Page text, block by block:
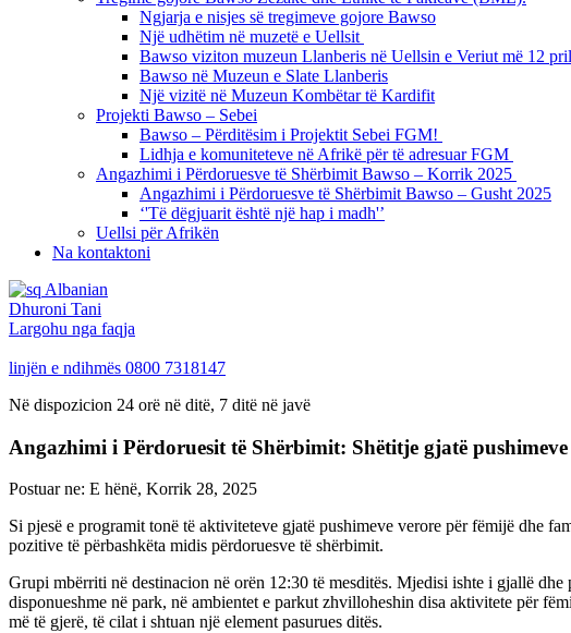
Ngjarja e nisjes së tregimeve gojore Bawso
Një udhëtim në muzetë e Uellsit
Bawso viziton muzeun Llanberis në Uellsin e Veriut më 12
Bawso në Muzeun e Slate Llanberis
Një vizitë në Muzeun Kombëtar të Kardifit
Projekti Bawso – Sebei
Bawso – Përditësim i Projektit Sebei FGM!
Lidhja e komuniteteve në Afrikë për të adresuar FGM
Angazhimi i Përdoruesve të Shërbimit Bawso – Korrik 2025
Angazhimi i Përdoruesve të Shërbimit Bawso – Gusht 2025
‘'Të dëgjuarit është një hap i madh'’
Uellsi për Afrikën
Na kontaktoni
Albanian
Dhuroni Tani
Largohu nga faqja
linjën e ndihmës 0800 7318147
Në dispozicion 24 orë në ditë, 7 ditë në javë
Angazhimi i Përdoruesit të Shërbimit: Shëtitje gjatë
Postuar ne: E hënë, Korrik 28, 2025
Si pjesë e programit tonë të aktiviteteve gjatë pushimeve verore për fëmijë dhe
pozitive të përbashkëta midis përdoruesve të shërbimit.
Grupi mbërriti në destinacion në orën 12:30 të mesditës. Mjedisi ishte i gjallë
disponueshme në park, në ambientet e parkut zhvilloheshin disa aktivitete për
më të gjerë, të cilat i shtuan një element pasurues ditës.